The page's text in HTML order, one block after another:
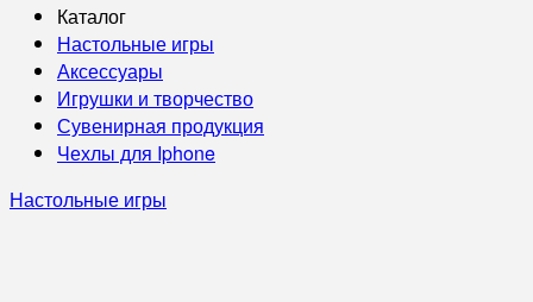
Каталог
Настольные игры
Аксессуары
Игрушки и творчество
Сувенирная продукция
Чехлы для Iphone
Настольные игры